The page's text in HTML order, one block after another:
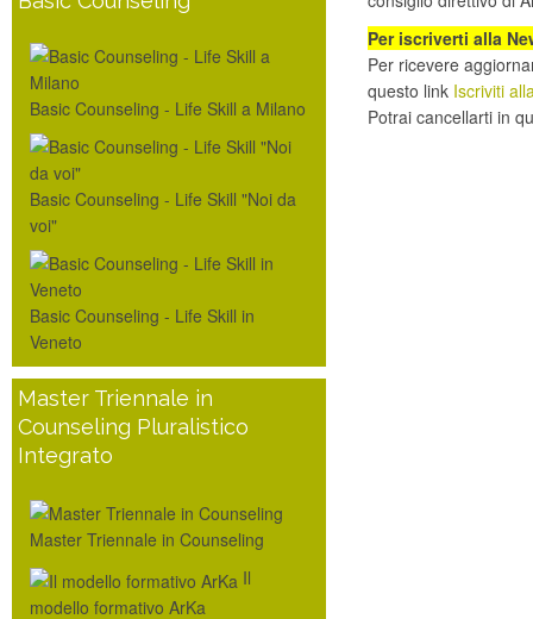
Per iscriverti alla
Per ricevere
questo link Iscriviti
Potrai cancellarti in
Basic Counseling - Life Skill a Milano
Basic Counseling - Life Skill "Noi da
voi"
Basic Counseling - Life Skill in
Veneto
Master Triennale in
Counseling Pluralistico
Integrato
Master Triennale in Counseling
Il
modello formativo ArKa